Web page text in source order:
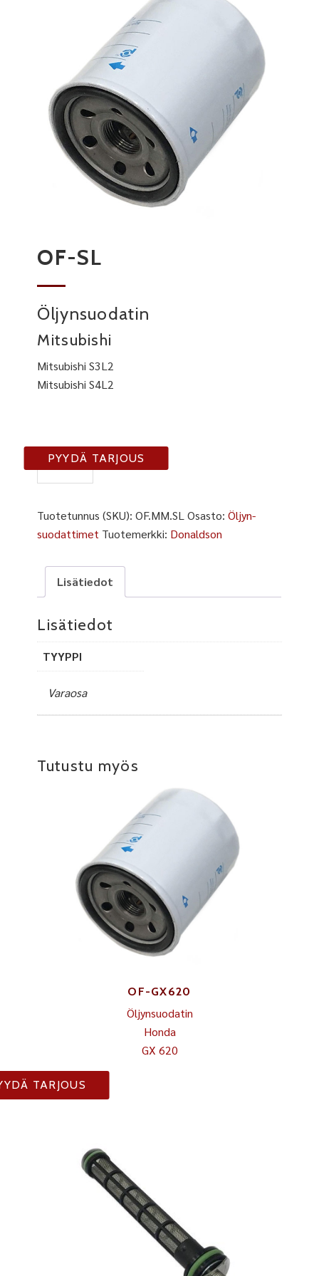
OF-SL
Öljynsuodatin
Mitsubishi
Mitsubishi S3L2
Mitsubishi S4L2
OF-
SL
PYYDÄ TARJOUS
Tuotetunnus (SKU):OF.MM.SL Osasto:Öljyn-
suodattimet Tuotemerkki: Donaldson
Lisätiedot
Lisätiedot
TYYPPI
Varaosa
Tutustu myös
OF-GX620
Öljynsuodatin
Honda
GX 620
TARJOUS